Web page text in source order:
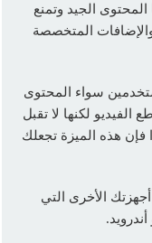
المحتوى الجيد وتمنع
المتخصصة
سواء المحتوى
الفيديو لكنها لا تقبل
فإن هذه الميزة تجعلك
الأخرى التي